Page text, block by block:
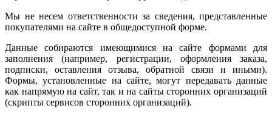
Мы не несем ответственности за сведения, представленные
покупателями на сайте в общедоступной форме.
Данные собираются имеющимися на сайте формами для
заполнения (например, регистрации, оформления заказа,
подписки, оставления отзыва, обратной связи и иными).
Формы, установленные на сайте, могут передавать данные
как напрямую на сайт, так и на сайты сторонних организаций
(скрипты сервисов сторонних организаций).